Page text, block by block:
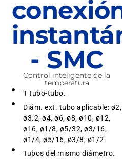
- SMC
Control inteligente de la
temperatura
T tubo-tubo.
Diám. ext. tubo aplicable: ø2,
ø3.2, ø4, ø6, ø8, ø10, ø12,
ø16, ø1/8, ø5/32, ø3/16,
ø1/4, ø5/16, ø3/8, ø1/2.
Tubos del mismo diámetro.